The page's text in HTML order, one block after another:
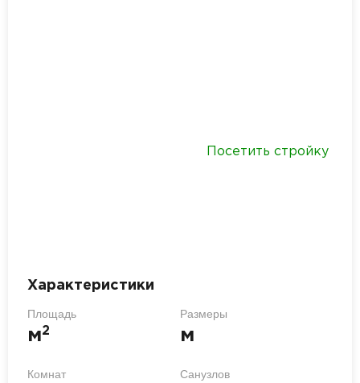
Посетить стройку
Характеристики
Площадь
м2
Размеры
м
Комнат Санузлов